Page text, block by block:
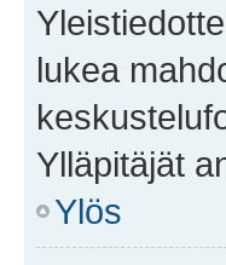
lukea
Ylläpitäjät
Ylös